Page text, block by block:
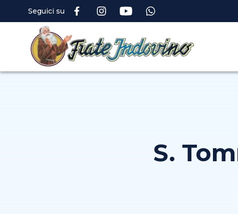
Seguici su
S.